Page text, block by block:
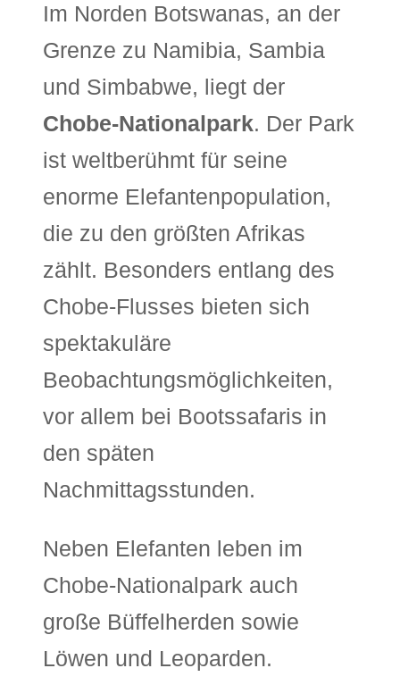
Im Norden Botswanas, an der
Grenze zu Namibia, Sambia
und Simbabwe, liegt der
Chobe-Nationalpark. Der Park
ist weltberühmt für seine
enorme Elefantenpopulation,
die zu den größten Afrikas
zählt. Besonders entlang des
Chobe-Flusses bieten sich
spektakuläre
Beobachtungsmöglichkeiten,
vor allem bei Bootssafaris in
den späten
Nachmittagsstunden.
Neben Elefanten leben im
Chobe-Nationalpark auch
große Büffelherden sowie
Löwen und Leoparden.